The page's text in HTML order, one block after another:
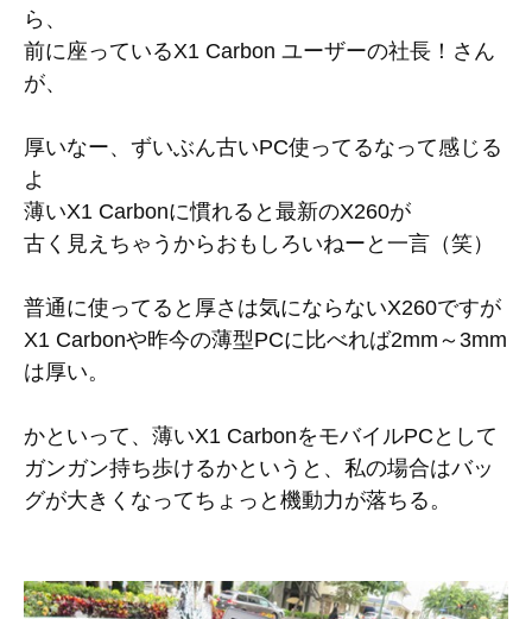
ら、
前に座っているX1 Carbon ユーザーの社長！さん
が、
厚いなー、ずいぶん古いPC使ってるなって感じる
よ
薄いX1 Carbonに慣れると最新のX260が
古く見えちゃうからおもしろいねーと一言（笑）
普通に使ってると厚さは気にならないX260ですが
X1 Carbonや昨今の薄型PCに比べれば2mm～3mm
は厚い。
かといって、薄いX1 CarbonをモバイルPCとして
ガンガン持ち歩けるかというと、私の場合はバッ
グが大きくなってちょっと機動力が落ちる。